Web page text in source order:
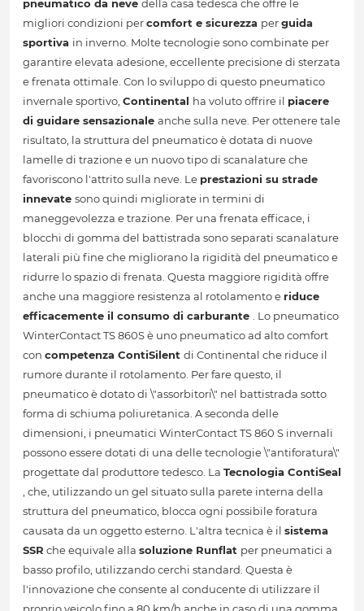
pneumatico da neve della casa tedesca che offre le
migliori condizioni percomfort e sicurezza perguida
sportiva in inverno. Molte tecnologie sono combinate per
garantire elevata adesione, eccellente precisione di sterzata
e frenata ottimale. Con lo sviluppo di questo pneumatico
invernale sportivo, Continental ha voluto offrire il piacere
di guidare sensazionale anche sulla neve. Per ottenere tale
risultato, la struttura del pneumatico è dotata di nuove
lamelle di trazione e un nuovo tipo di scanalature che
favoriscono l'attrito sulla neve. Le prestazioni su strade
innevate sono quindi migliorate in termini di
maneggevolezza e trazione. Per una frenata efficace, i
blocchi di gomma del battistrada sono separati scanalature
laterali più fine che migliorano la rigidità del pneumatico e
ridurre lo spazio di frenata. Questa maggiore rigidità offre
anche una maggiore resistenza al rotolamento e riduce
efficacemente il consumo di carburante . Lo pneumatico
WinterContact TS 860S è uno pneumatico ad alto comfort
con competenza ContiSilent di Continental che riduce il
rumore durante il rotolamento. Per fare questo, il
pneumatico è dotato di \"assorbitori\" nel battistrada sotto
forma di schiuma poliuretanica. A seconda delle
dimensioni, i pneumatici WinterContact TS 860 S invernali
possono essere dotati di una delle tecnologie \"antiforatura\"
progettate dal produttore tedesco. La Tecnologia ContiSeal
, che, utilizzando un gel situato sulla parete interna della
struttura del pneumatico, blocca ogni possibile foratura
causata da un oggetto esterno. L'altra tecnica è il sistema
SSR che equivale alla soluzione Runflat per pneumatici a
basso profilo, utilizzando cerchi standard. Questa è
l'innovazione che consente al conducente di utilizzare il